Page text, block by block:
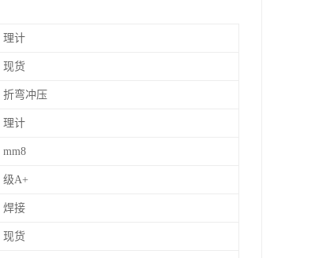
理计
现货
折弯冲压
理计
mm8
级A+
焊接
现货